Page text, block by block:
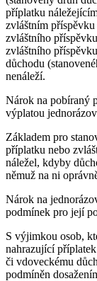
příplatku
zvláštním
zvláštního
zvláštního
důchodu
nenáleží.
Nárok na pobíraný
výplatou
Základem pro
příplatku nebo
náležel, kdyby
němuž na ni
Nárok na
podmínek pro její
S výjimkou osob,
nahrazující
či vdoveckému
podmíněn